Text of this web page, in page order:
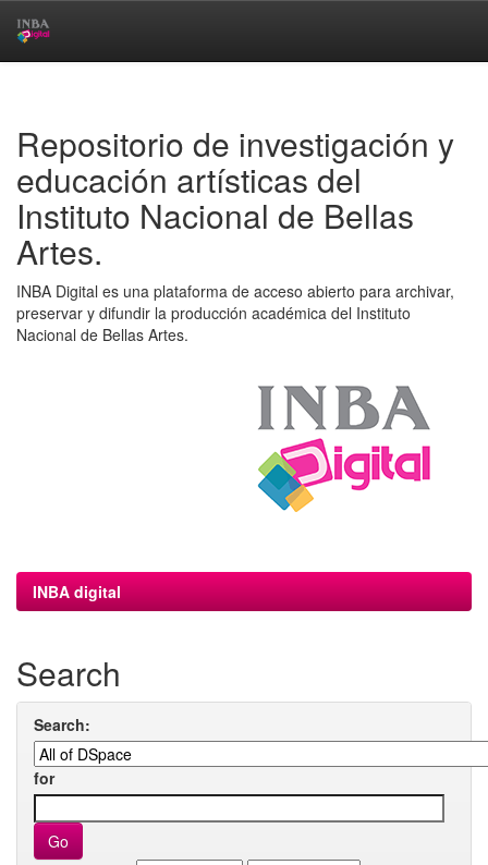
Repositorio de investigación y
educación artísticas del
Instituto Nacional de Bellas
Artes.
INBA Digital es una plataforma de acceso abierto para archivar,
preservar y difundir la producción académica del Instituto
Nacional de Bellas Artes.
INBA digital
Search
Search:
for